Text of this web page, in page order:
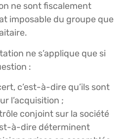
ne sont fiscalement
imposable du groupe que
ne s’applique que si
:
c’est-à-dire qu’ils sont
l’acquisition ;
conjoint sur la société
à-dire déterminent